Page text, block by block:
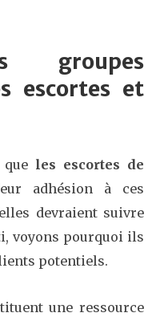
groupes
escortes et
les escortes de
adhésion à ces
devraient suivre
voyons pourquoi ils
potentiels.
une ressource